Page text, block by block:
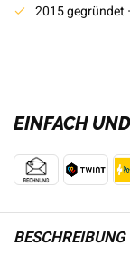
2015 gegründet
EINFACH
BESCHREIBUNG